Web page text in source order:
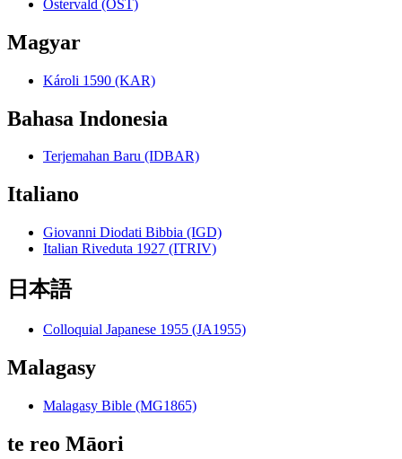
Ostervald (OST)
Magyar
Károli 1590 (KAR)
Bahasa Indonesia
Terjemahan Baru (IDBAR)
Italiano
Giovanni Diodati Bibbia (IGD)
Italian Riveduta 1927 (ITRIV)
日本語
Colloquial Japanese 1955 (JA1955)
Malagasy
Malagasy Bible (MG1865)
te reo Māori